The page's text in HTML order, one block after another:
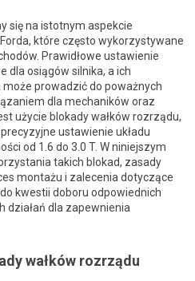
się na istotnym aspekcie
które często wykorzystywane
Prawidłowe ustawienie
dla osiągów silnika, a ich
prowadzić do poważnych
dla mechaników oraz
użycie blokady wałków rozrządu,
ustawienie układu
od 1.6 do 3.0 T. W niniejszym
takich blokad, zasady
montażu i zalecenia dotyczące
kwestii doboru odpowiednich
działań dla zapewnienia
wałków rozrządu